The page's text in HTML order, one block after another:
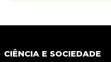
CIÊNCIA E SOCIEDADE